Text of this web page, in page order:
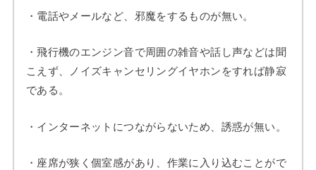
・電話やメールなど、邪魔をするものが無い。
・飛行機のエンジン音で周囲の雑音や話し声などは聞
こえず、ノイズキャンセリングイヤホンをすれば静寂
である。
・インターネットにつながらないため、誘惑が無い。
・座席が狭く個室感があり、作業に入り込むことがで